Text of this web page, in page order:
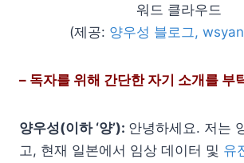
워드 클라우드
(제공: 양우성 블로그,
– 독자를 위해 간단한 자기 소개를 부
양우성(이하 ‘양’): 안녕하세요. 저는
고, 현재 일본에서 임상 데이터 및 유